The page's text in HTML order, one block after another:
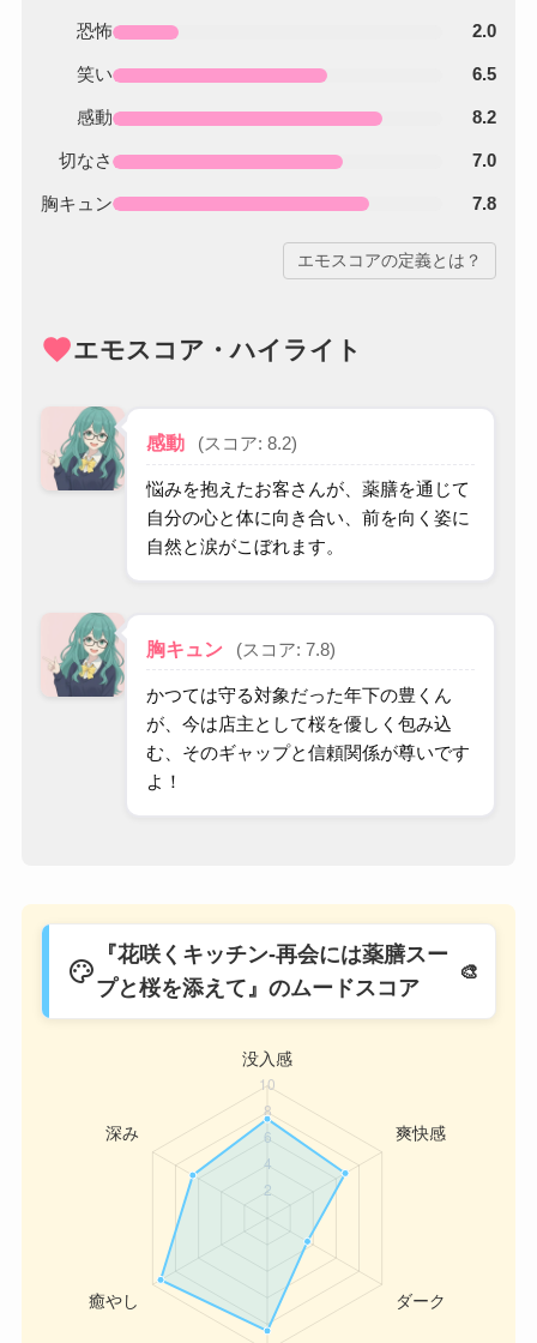
恐怖 2.0
笑い 6.5
感動 8.2
切なさ 7.0
胸キュン 7.8
エモスコアの定義とは？
favoriteエモスコア・ハイライト
感動 (スコア: 8.2)
悩みを抱えたお客さんが、薬膳を通じて
自分の心と体に向き合い、前を向く姿に
自然と涙がこぼれます。
胸キュン (スコア: 7.8)
かつては守る対象だった年下の豊くん
が、今は店主として桜を優しく包み込
む、そのギャップと信頼関係が尊いです
よ！
palette
『花咲くキッチン-再会には薬膳スー
プと桜を添えて』のムードスコア